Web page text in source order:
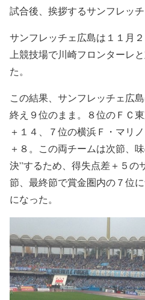
試合後、挨拶するサンフレッ
サンフレッチェ広島は１１月
上競技場で川崎フロンターレ
た。
この結果、サンフレッチェ広
終え９位のまま。８位のＦＣ
＋１４、７位の横浜Ｆ・マリ
＋８。この両チームは次節、
決”するため、得失点差＋５の
節、最終節で賞金圏内の７位
になった。